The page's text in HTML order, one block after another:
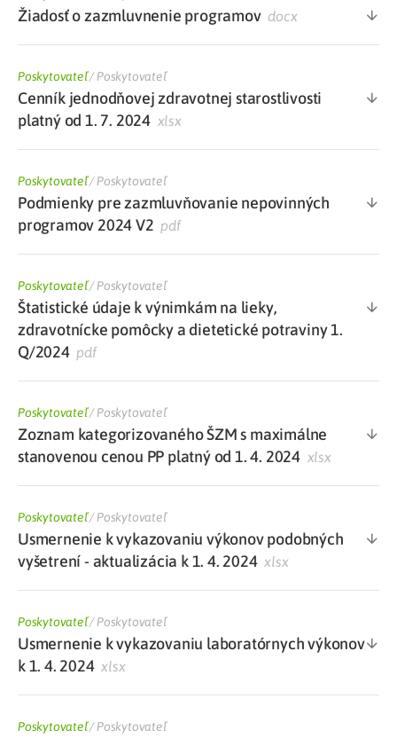
Žiadosť o zazmluvnenie programovdocx
Poskytovateľ/Poskytovateľ
Cenník jednodňovej zdravotnej starostlivosti
platný od 1. 7. 2024 xlsx
Poskytovateľ/Poskytovateľ
Podmienky pre zazmluvňovanie nepovinných
programov 2024 V2 pdf
Poskytovateľ/Poskytovateľ
Štatistické údaje k výnimkám na lieky,
zdravotnícke pomôcky a dietetické potraviny 1.
Q/2024pdf
Poskytovateľ/Poskytovateľ
Zoznam kategorizovaného ŠZM s maximálne
stanovenou cenou PP platný od 1. 4. 2024 xlsx
Poskytovateľ/Poskytovateľ
Usmernenie k vykazovaniu výkonov podobných
vyšetrení - aktualizácia k 1. 4. 2024xlsx
Poskytovateľ/Poskytovateľ
Usmernenie k vykazovaniu laboratórnych výkonov
k 1. 4. 2024xlsx
Poskytovateľ/Poskytovateľ